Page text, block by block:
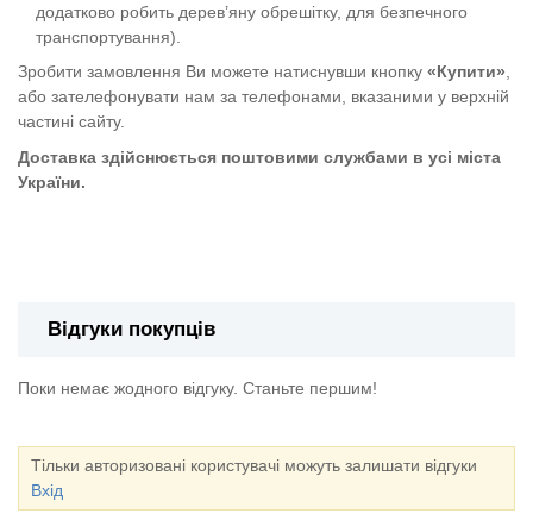
додатково робить дерев’яну обрешітку, для безпечного
транспортування).
Зробити замовлення Ви можете натиснувши кнопку «Купити»
або зателефонувати нам за телефонами, вказаними у верхній
частині сайту.
Доставка здійснюється поштовими службами в усі міста
України.
Відгуки покупців
Поки немає жодного відгуку. Станьте першим!
Тільки авторизовані користувачі можуть залишати відгуки
Вхід